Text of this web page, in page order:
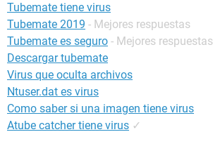
Tubemate tiene virus
Tubemate 2019 - Mejores respuestas
Tubemate es seguro - Mejores respuestas
Descargar tubemate
Virus que oculta archivos
Ntuser.dat es virus
Como saber si una imagen tiene virus
Atube catcher tiene virus ✓